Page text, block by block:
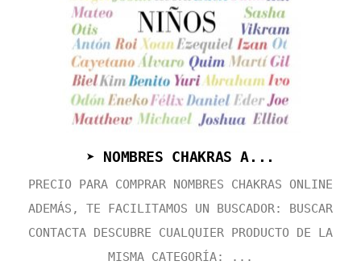
➤ NOMBRES CHAKRAS A...
PRECIO PARA COMPRAR NOMBRES CHAKRAS ONLINE
ADEMÁS, TE FACILITAMOS UN BUSCADOR: BUSCAR
CONTACTA DESCUBRE CUALQUIER PRODUCTO DE LA
MISMA CATEGORÍA: ...